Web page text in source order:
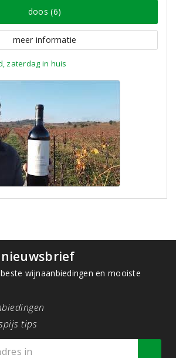
doos (6)
meer informatie
zaterdag in huis
wijnaanbiedingen en mooiste
tips